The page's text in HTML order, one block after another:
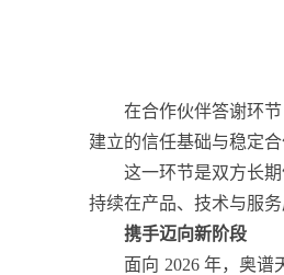
在合作伙伴答谢环
建立的信任基础与稳定
这一环节是双方长
持续在产品、技术与服
携手迈向新阶段
面向 2026 年，奥